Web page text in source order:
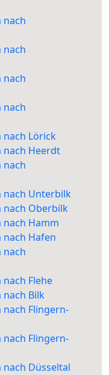
nach
nach
nach
nach
nach Lörick
nach Heerdt
nach
nach Unterbilk
nach Oberbilk
Hamm
Hafen
nach
Flehe
Bilk
Flingern-
Flingern-
Düsseltal